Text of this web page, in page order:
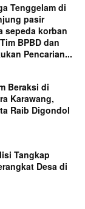
Tenggelam di
pasir
sepeda korban
BPBD dan
Pencarian...
Beraksi di
Karawang,
Raib Digondol
Tangkap
Desa di